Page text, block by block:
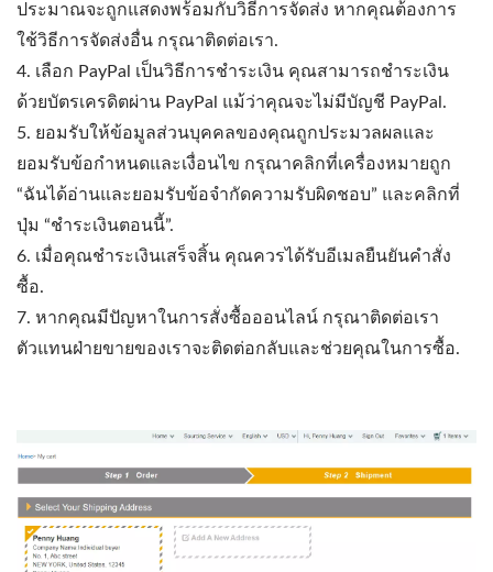
ประมาณจะถูกแสดงพร้อมกับวิธีการจัดส่ง หากคุณต้องการ
ใช้วิธีการจัดส่งอื่น กรุณาติดต่อเรา.
4. เลือก PayPal เป็นวิธีการชำระเงิน คุณสามารถชำระเงิน
ด้วยบัตรเครดิตผ่าน PayPal แม้ว่าคุณจะไม่มีบัญชี PayPal.
5. ยอมรับให้ข้อมูลส่วนบุคคลของคุณถูกประมวลผลและ
ยอมรับข้อกำหนดและเงื่อนไข กรุณาคลิกที่เครื่องหมายถูก
“ฉันได้อ่านและยอมรับข้อจำกัดความรับผิดชอบ” และคลิกที่
ปุ่ม “ชำระเงินตอนนี้”.
6. เมื่อคุณชำระเงินเสร็จสิ้น คุณควรได้รับอีเมลยืนยันคำสั่ง
ซื้อ.
7. หากคุณมีปัญหาในการสั่งซื้อออนไลน์ กรุณาติดต่อเรา
ตัวแทนฝ่ายขายของเราจะติดต่อกลับและช่วยคุณในการซื้อ.